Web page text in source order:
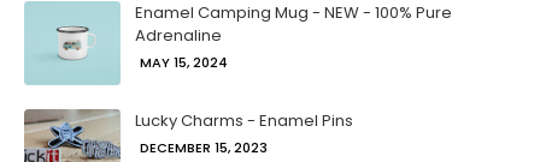
Enamel Camping Mug - NEW - 100% Pure
Adrenaline
MAY 15, 2024
Lucky Charms - Enamel Pins
DECEMBER 15, 2023